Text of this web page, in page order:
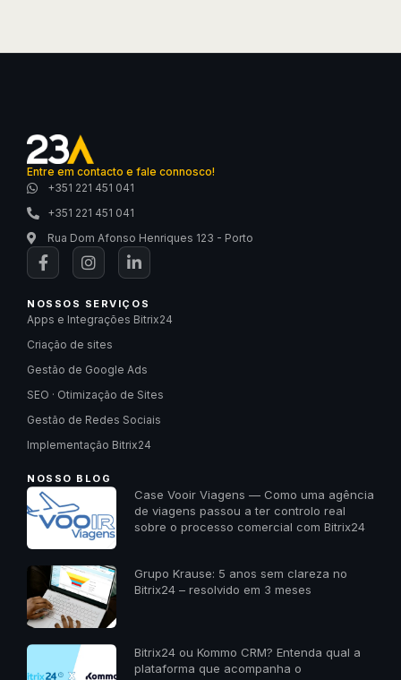
Entre em contacto e fale connosco!
+351 221 451 041
+351 221 451 041
Rua Dom Afonso Henriques 123 - Porto
NOSSOS SERVIÇOS
Apps e Integrações Bitrix24
Criação de sites
Gestão de Google Ads
SEO · Otimização de Sites
Gestão de Redes Sociais
Implementação Bitrix24
NOSSO BLOG
Case Vooir Viagens — Como uma agência
de viagens passou a ter controlo real
sobre o processo comercial com Bitrix24
Grupo Krause: 5 anos sem clareza no
Bitrix24 – resolvido em 3 meses
Bitrix24 ou Kommo CRM? Entenda qual a
plataforma que acompanha o